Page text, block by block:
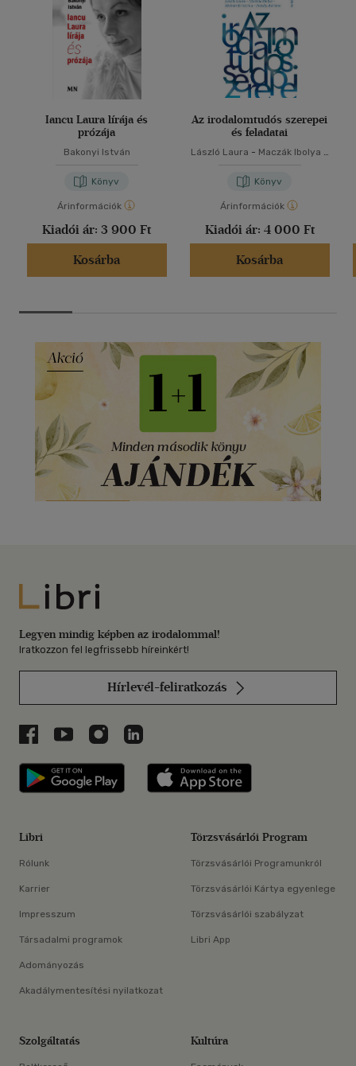
Iancu Laura lírája és
prózája
Bakonyi István
Könyv
Árinformációk
Kiadói ár: 3 900 Ft
Kosárba
Az irodalomtudós szerepei
és feladatai
László Laura - Maczák Ibolya -
Adrienn
Könyv
Árinformációk
Kiadói ár: 4 000 Ft
Kosárba
Libri
Legyen mindig képben az irodalommal!
Iratkozzon fel legfrissebb híreinkért!
Hírlevél-feliratkozás
Libri a Facebookon
Libri a Youtube-on
Libri az Instagramon
Libri a LinkedInen
Libri applikáció Szerezd meg: Google
Libri
Rólunk
Karrier
Impresszum
Társadalmi programok
Adományozás
Akadálymentesítési nyilatkozat
Törzsvásárlói Program
Törzsvásárlói Programunkról
Törzsvásárlói Kártya egyenlege
Törzsvásárlói szabályzat
Libri App
Szolgáltatás Kultúra